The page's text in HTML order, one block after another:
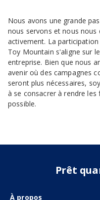
Nous avons une grande
nous servons et nous nous
activement. La
Toy Mountain s'aligne sur
entreprise. Bien que nous
avenir où des campagnes
seront plus nécessaires,
à se consacrer à rendre
possible.
Prêt
À propos